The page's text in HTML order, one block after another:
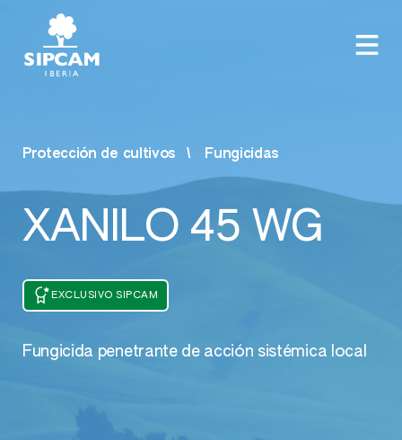
Protección de cultivos Fungicidas
XANILO 45 WG
EXCLUSIVO SIPCAM
Fungicida penetrante de acción sistémica local